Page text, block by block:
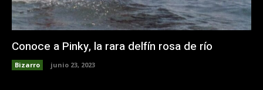
Conoce a Pinky, la rara delfín rosa de río
Bizarro junio 23, 2023